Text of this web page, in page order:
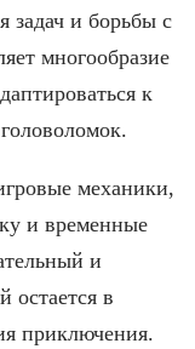
задач и борьбы с
многообразие
к
механики,
и временные
и
остается в
приключения.